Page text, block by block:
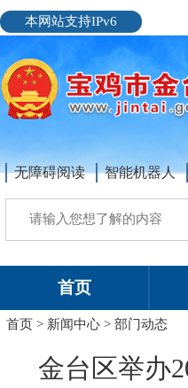
本网站支持IPv6
无障碍阅读 智能机器人
首页
首页 > 新闻中心 >部门动态
金台区举办